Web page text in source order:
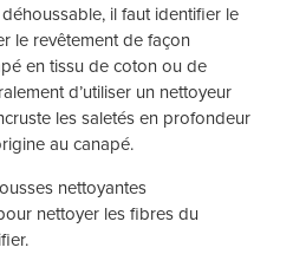
il faut identifier le
le revêtement de façon
en tissu de coton ou de
d’utiliser un nettoyeur
les saletés en profondeur
au canapé.
nettoyantes
nettoyer les fibres du